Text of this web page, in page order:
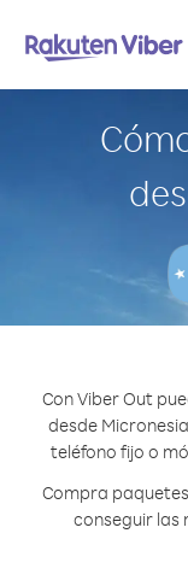
Con Viber Out
desde
teléfono fijo o
Compra
conseguir las